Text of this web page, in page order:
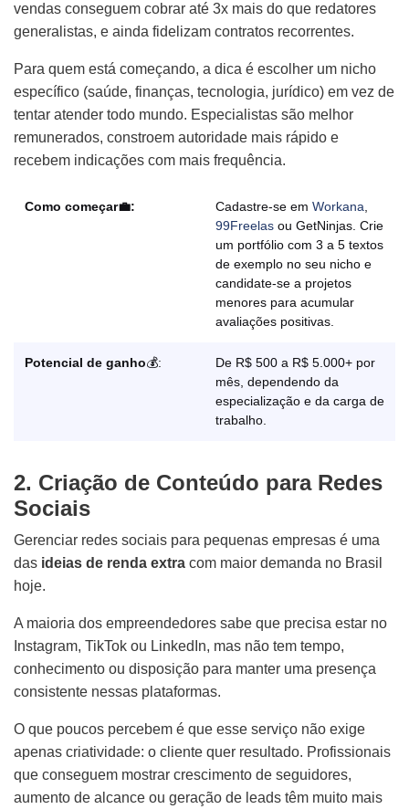
vendas conseguem cobrar até 3x mais do que redatores
generalistas, e ainda fidelizam contratos recorrentes.
Para quem está começando, a dica é escolher um nicho
específico (saúde, finanças, tecnologia, jurídico) em vez de
tentar atender todo mundo. Especialistas são melhor
remunerados, constroem autoridade mais rápido e
recebem indicações com mais frequência.
Como começar💼: Cadastre-se em Workana
99Freelas ou GetNinjas. Crie
um portfólio com 3 a 5 textos
de exemplo no seu nicho e
candidate-se a projetos
menores para acumular
avaliações positivas.
Potencial de ganho💰:
De R$ 500 a R$ 5.000+ por
mês, dependendo da
especialização e da carga de
trabalho.
2. Criação de Conteúdo para Redes
Sociais
Gerenciar redes sociais para pequenas empresas é uma
das ideias de renda extra com maior demanda no Brasil
hoje.
A maioria dos empreendedores sabe que precisa estar no
Instagram, TikTok ou LinkedIn, mas não tem tempo,
conhecimento ou disposição para manter uma presença
consistente nessas plataformas.
O que poucos percebem é que esse serviço não exige
apenas criatividade: o cliente quer resultado. Profissionais
que conseguem mostrar crescimento de seguidores,
aumento de alcance ou geração de leads têm muito mais